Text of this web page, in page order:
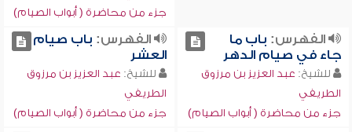
جزء من محاضرة ( أبواب الصيام)
الفهرس: باب ما
جاء في صيام الدهر
للشيخ: عبد العزيز بن مرزوق
الطريفي
جزء من محاضرة ( أبواب الصيام)
الفهرس: باب صيام
العشر
للشيخ: عبد العزيز بن مرزوق
الطريفي
جزء من محاضرة ( أبواب الصيام)